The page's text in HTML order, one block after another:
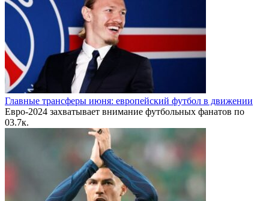
Главные трансферы июня: европейский футбол в движении
Евро-2024 захватывает внимание футбольных фанатов по
03.7к.